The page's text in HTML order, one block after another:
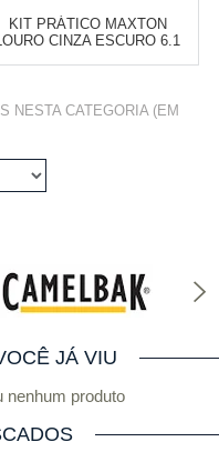
KIT PRÁTICO MAXTON
CINZA ESCURO 6.1
Varejo: R$ 4.050,70
10
NESTA CATEGORIA (EM
JÁ VIU
nenhum produto